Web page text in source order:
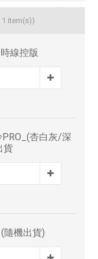
item(s))
線控版
PRO_(杏白灰/深
貨
隨機出貨)